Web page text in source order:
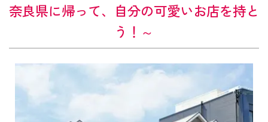
奈良県に帰って、自分の可愛いお店を持と
う！～